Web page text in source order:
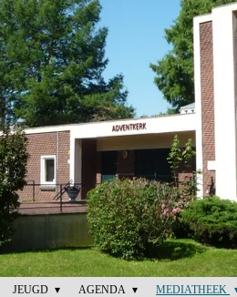
JEUGD AGENDA MEDIATHEEK